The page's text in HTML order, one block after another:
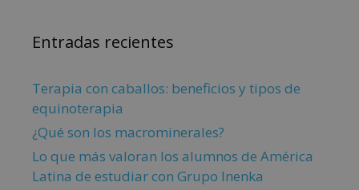
Entradas recientes
Terapia con caballos: beneficios y tipos de
equinoterapia
¿Qué son los macrominerales?
Lo que más valoran los alumnos de América
Latina de estudiar con Grupo Inenka